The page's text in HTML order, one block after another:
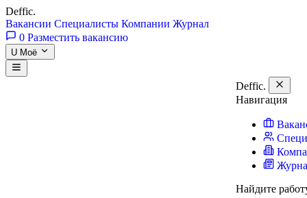
Deffic.
Вакансии Специалисты Компании Журнал
0 Разместить вакансию
U Моё
Deffic.
Навигация
Найдите